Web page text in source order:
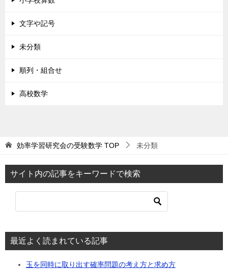
文字や記号
未分類
順列・組合せ
高校数学
効率学習研究会の受験数学 TOP 未分類
サイト内の記事をキーワードで検索
最近よく読まれている記事
玉を同時に取り出す確率問題の考え方と求め方